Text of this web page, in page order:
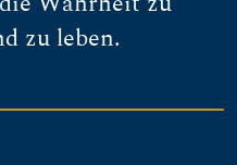
zu leben.